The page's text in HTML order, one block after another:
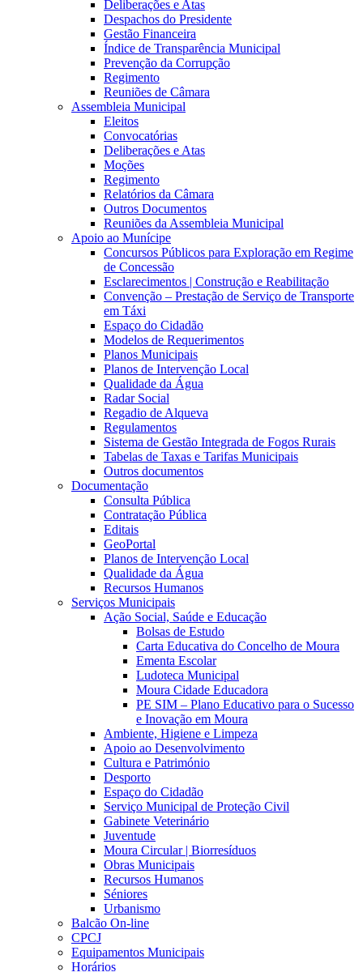
Deliberações e Atas
Despachos do Presidente
Gestão Financeira
Índice de Transparência Municipal
Prevenção da Corrupção
Regimento
Reuniões de Câmara
Assembleia Municipal
Eleitos
Convocatórias
Deliberações e Atas
Moções
Regimento
Relatórios da Câmara
Outros Documentos
Reuniões da Assembleia Municipal
Apoio ao Munícipe
Concursos Públicos para Exploração em Regime
de Concessão
Esclarecimentos | Construção e Reabilitação
Convenção – Prestação de Serviço de Transporte
em Táxi
Espaço do Cidadão
Modelos de Requerimentos
Planos Municipais
Planos de Intervenção Local
Qualidade da Água
Radar Social
Regadio de Alqueva
Regulamentos
Sistema de Gestão Integrada de Fogos Rurais
Tabelas de Taxas e Tarifas Municipais
Outros documentos
Documentação
Consulta Pública
Contratação Pública
Editais
GeoPortal
Planos de Intervenção Local
Qualidade da Água
Recursos Humanos
Serviços Municipais
Ação Social, Saúde e Educação
Bolsas de Estudo
Carta Educativa do Concelho de Moura
Ementa Escolar
Ludoteca Municipal
Moura Cidade Educadora
PE SIM – Plano Educativo para o Sucesso
e Inovação em Moura
Ambiente, Higiene e Limpeza
Apoio ao Desenvolvimento
Cultura e Património
Desporto
Espaço do Cidadão
Serviço Municipal de Proteção Civil
Gabinete Veterinário
Juventude
Moura Circular | Biorresíduos
Obras Municipais
Recursos Humanos
Séniores
Urbanismo
Balcão On-line
CPCJ
Equipamentos Municipais
Horários